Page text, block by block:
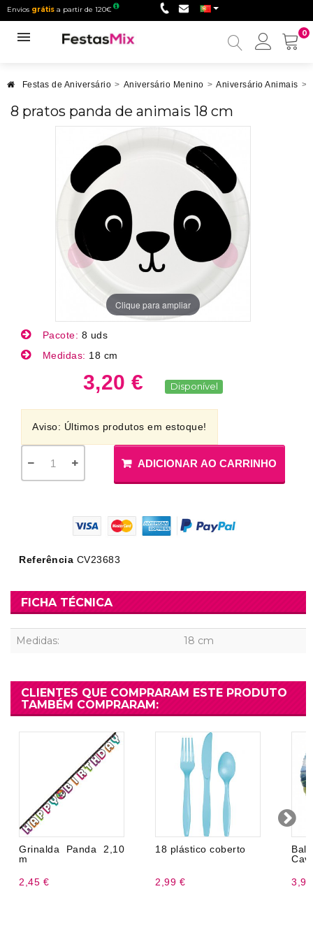
Envios grátis a partir de 120€
0
Minha
Festas de Aniversário > Aniversário Menino > Aniversário Animais >
8 pratos panda de animais 18 cm
Clique para ampliar
Pacote: 8 uds
Medidas: 18 cm
3,20 € Disponível
Aviso: Últimos produtos em estoque!
ADICIONAR AO CARRINHO
Referência CV23683
FICHA TÉCNICA
Medidas: 18 cm
CLIENTES QUE COMPRARAM ESTE PRODUTO
TAMBÉM COMPRARAM:
Grinalda Panda 2,10
m
2,45 €
18 plástico coberto
2,99 €